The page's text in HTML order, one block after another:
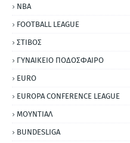
NBA
FOOTBALL LEAGUE
ΣΤΙΒΟΣ
ΓΥΝΑΙΚΕΙΟ ΠΟΔΟΣΦΑΙΡΟ
EURO
EUROPA CONFERENCE LEAGUE
ΜΟΥΝΤΙΑΛ
BUNDESLIGA